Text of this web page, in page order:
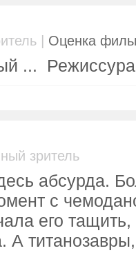
| Оценка
... Режиссура
зритель
абсурда.
с
его
А